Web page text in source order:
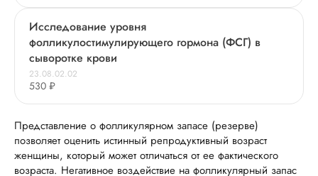
Исследование уровня
фолликулостимулирующего гормона (ФСГ) в
сыворотке крови
23.08.02.02
530 ₽
Представление о фолликулярном запасе (резерве)
позволяет оценить истинный репродуктивный возраст
женщины, который может отличаться от ее фактического
возраста. Негативное воздействие на фолликулярный запас